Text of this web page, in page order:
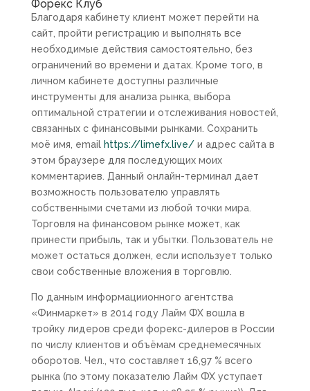
Форекс Клуб
Благодаря кабинету клиент может перейти на
сайт, пройти регистрацию и выполнять все
необходимые действия самостоятельно, без
ограничений во времени и датах. Кроме того, в
личном кабинете доступны различные
инструменты для анализа рынка, выбора
оптимальной стратегии и отслеживания новостей,
связанных с финансовыми рынками. Сохранить
моё имя, email https://limefx.live/и адрес сайта в
этом браузере для последующих моих
комментариев. Данный онлайн-терминал дает
возможность пользователю управлять
собственными счетами из любой точки мира.
Торговля на финансовом рынке может, как
принести прибыль, так и убытки. Пользователь не
может остаться должен, если использует только
свои собственные вложения в торговлю.
По данным информациионного агентства
«Финмаркет» в 2014 году Лайм ФХ вошла в
тройку лидеров среди форекс-дилеров в России
по числу клиентов и объёмам среднемесячных
оборотов. Чел., что составляет 16,97 % всего
рынка (по этому показателю Лайм ФХ уступает